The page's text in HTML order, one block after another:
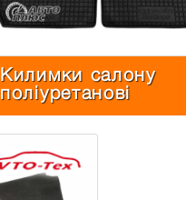
Килимки салону
поліуретанові